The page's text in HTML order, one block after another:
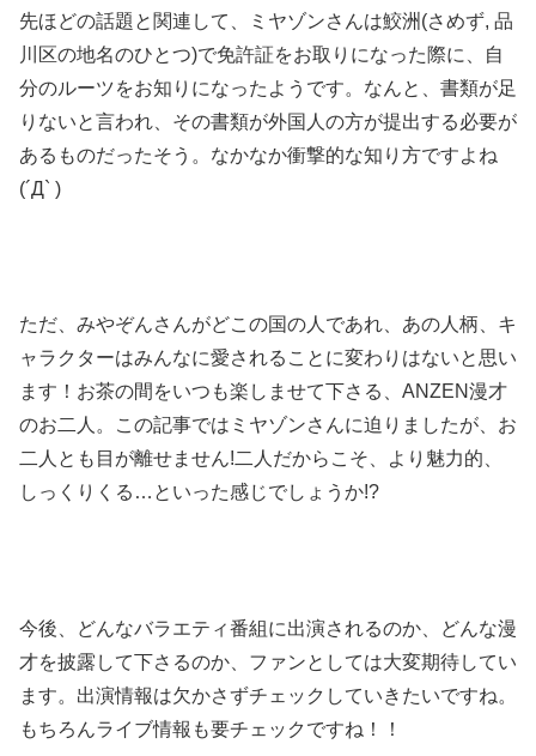
先ほどの話題と関連して、ミヤゾンさんは鮫洲 (さめず, 品
川区の地名のひとつ)で免許証をお取りになった際に、自
分のルーツをお知りになったようです。なんと、書類が足
りないと言われ、その書類が外国人の方が提出する必要が
あるものだったそう。なかなか衝撃的な知り方ですよね
(´Д` )
ただ、みやぞんさんがどこの国の人であれ、あの人柄、キ
ャラクターはみんなに愛されることに変わりはないと思い
ます！ お茶の間をいつも楽しませて下さる、 ANZEN漫才
のお二人。この記事ではミヤゾンさんに迫りましたが、お
二人とも目が離せません!二人だからこそ、より魅力的、
しっくりくる … といった感じでしょうか!?
今後、どんなバラエティ番組に出演されるのか、どんな漫
才を披露して下さるのか、ファンとしては大変期待してい
ます。 出演情報は欠かさずチェックしていきたいですね。
もちろんライブ情報も要チェックですね！！